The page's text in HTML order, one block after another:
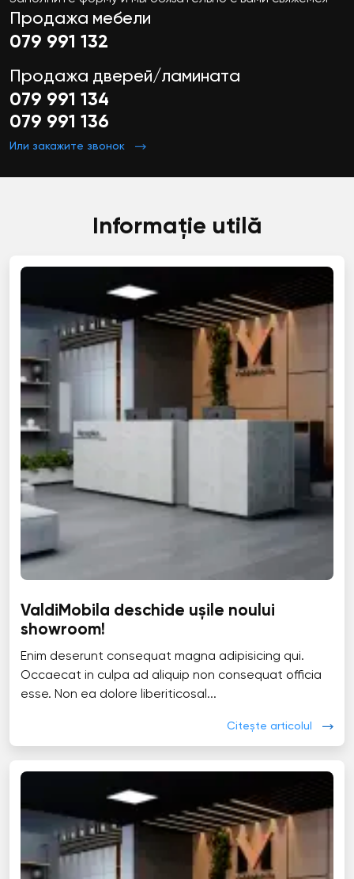
Продажа мебели
079 991 132
Продажа дверей/ламината
079 991 134
079 991 136
Или закажите звонок
Informație utilă
ValdiMobila deschide ușile noului
showroom!
Enim deserunt consequat magna adipisicing qui.
Occaecat in culpa ad aliquip non consequat officia
esse. Non ea dolore liberiticosal...
Citește articolul